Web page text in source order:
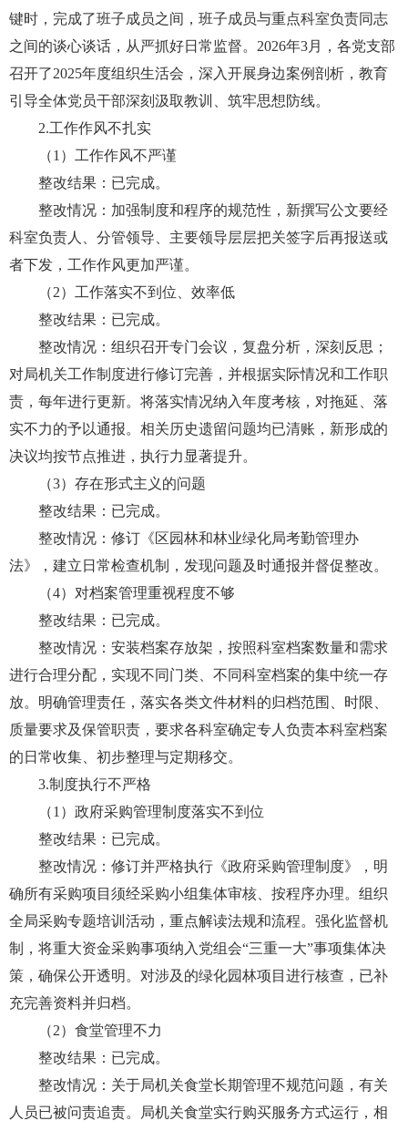
键时，完成了班子成员之间，班子成员与重点科室负责同志
之间的谈心谈话，从严抓好日常监督。2026年3月，各党支部
召开了2025年度组织生活会，深入开展身边案例剖析，教育
引导全体党员干部深刻汲取教训、筑牢思想防线。
2.工作作风不扎实
（1）工作作风不严谨
整改结果：已完成。
整改情况：加强制度和程序的规范性，新撰写公文要经
科室负责人、分管领导、主要领导层层把关签字后再报送或
者下发，工作作风更加严谨。
（2）工作落实不到位、效率低
整改结果：已完成。
整改情况：组织召开专门会议，复盘分析，深刻反思；
对局机关工作制度进行修订完善，并根据实际情况和工作职
责，每年进行更新。将落实情况纳入年度考核，对拖延、落
实不力的予以通报。相关历史遗留问题均已清账，新形成的
决议均按节点推进，执行力显著提升。
（3）存在形式主义的问题
整改结果：已完成。
整改情况：修订《区园林和林业绿化局考勤管理办
法》，建立日常检查机制，发现问题及时通报并督促整改。
（4）对档案管理重视程度不够
整改结果：已完成。
整改情况：安装档案存放架，按照科室档案数量和需求
进行合理分配，实现不同门类、不同科室档案的集中统一存
放。明确管理责任，落实各类文件材料的归档范围、时限、
质量要求及保管职责，要求各科室确定专人负责本科室档案
的日常收集、初步整理与定期移交。
3.制度执行不严格
（1）政府采购管理制度落实不到位
整改结果：已完成。
整改情况：修订并严格执行《政府采购管理制度》，明
确所有采购项目须经采购小组集体审核、按程序办理。组织
全局采购专题培训活动，重点解读法规和流程。强化监督机
制，将重大资金采购事项纳入党组会“三重一大”事项集体决
策，确保公开透明。对涉及的绿化园林项目进行核查，已补
充完善资料并归档。
（2）食堂管理不力
整改结果：已完成。
整改情况：关于局机关食堂长期管理不规范问题，有关
人员已被问责追责。局机关食堂实行购买服务方式运行，相